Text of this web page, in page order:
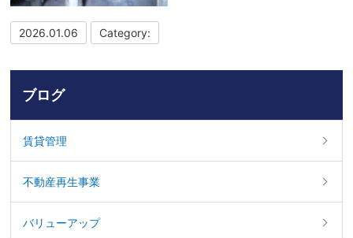
2026.01.06 Category:
ブログ
賃貸管理
不動産再生事業
バリューアップ